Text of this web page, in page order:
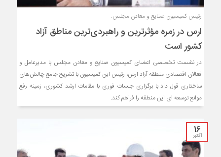
رئیس کمیسیون صنایع و معادن مجلس:
ارس در زمره مؤثرترین و راهبردی‌ترین مناطق آزاد
کشور است
در نشست تخصصی اعضای کمیسیون صنایع و معادن مجلس با مدیرعامل و
فعالان اقتصادی منطقه آزاد ارس، رئیس این کمیسیون با تشریح جامع چالش‌های
ساختاری قول داد با برگزاری جلسات فوری با مقامات ارشد کشوری، زمینه رفع
موانع توسعه ای این منطقه را فراهم کند.
16
اکتبر